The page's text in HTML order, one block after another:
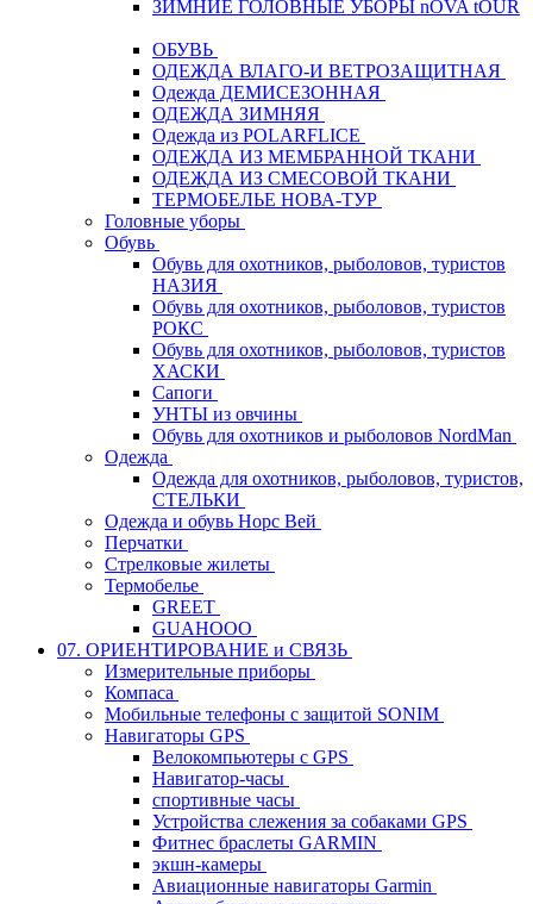
ЗИМНИЕ ГОЛОВНЫЕ УБОРЫ nOVA tOUR
ОБУВЬ
ОДЕЖДА ВЛАГО-И ВЕТРОЗАЩИТНАЯ
Одежда ДЕМИСЕЗОННАЯ
ОДЕЖДА ЗИМНЯЯ
Одежда из POLARFLICE
ОДЕЖДА ИЗ МЕМБРАННОЙ ТКАНИ
ОДЕЖДА ИЗ СМЕСОВОЙ ТКАНИ
ТЕРМОБЕЛЬЕ НОВА-ТУР
Головные уборы
Обувь
Обувь для охотников, рыболовов, туристов
НАЗИЯ
Обувь для охотников, рыболовов, туристов
РОКС
Обувь для охотников, рыболовов, туристов
ХАСКИ
Сапоги
УНТЫ из овчины
Обувь для охотников и рыболовов NordMan
Одежда
Одежда для охотников, рыболовов, туристов,
СТЕЛЬКИ
Одежда и обувь Норс Вей
Перчатки
Стрелковые жилеты
Термобелье
GREET
GUAHOOO
07. ОРИЕНТИРОВАНИЕ и СВЯЗЬ
Измерительные приборы
Компаса
Мобильные телефоны с защитой SONIM
Навигаторы GPS
Велокомпьютеры с GPS
Навигатор-часы
спортивные часы
Устройства слежения за собаками GPS
Фитнес браслеты GARMIN
экшн-камеры
Авиационные навигаторы Garmin